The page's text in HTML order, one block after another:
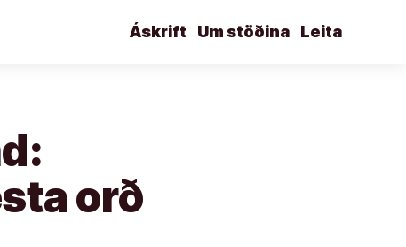
Leita
Um stöðina
Áskrift
orð